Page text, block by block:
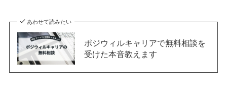
あわせて読みたい
ポジウィルキャリアで無料相談を
受けた本音教えます